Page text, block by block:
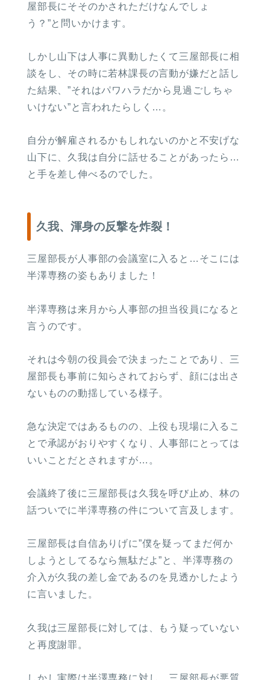
屋部長にそそのかされただけなんでしょ
う？”と問いかけます。
しかし山下は人事に異動したくて三屋部長に相
談をし、その時に若林課長の言動が嫌だと話し
た結果、”それはパワハラだから見過ごしちゃ
いけない”と言われたらしく…。
自分が解雇されるかもしれないのかと不安げな
山下に、久我は自分に話せることがあったら…
と手を差し伸べるのでした。
久我、渾身の反撃を炸裂！
三屋部長が人事部の会議室に入ると…そこには
半澤専務の姿もありました！
半澤専務は来月から人事部の担当役員になると
言うのです。
それは今朝の役員会で決まったことであり、三
屋部長も事前に知らされておらず、顔には出さ
ないものの動揺している様子。
急な決定ではあるものの、上役も現場に入るこ
とで承認がおりやすくなり、人事部にとっては
いいことだとされますが…。
会議終了後に三屋部長は久我を呼び止め、林の
話ついでに半澤専務の件について言及します。
三屋部長は自信ありげに”僕を疑ってまだ何か
しようとしてるなら無駄だよ”と、半澤専務の
介入が久我の差し金であるのを見透かしたよう
に言いました。
久我は三屋部長に対しては、もう疑っていない
と再度謝罪。
しかし実際は半澤専務に対し、三屋部長が悪質